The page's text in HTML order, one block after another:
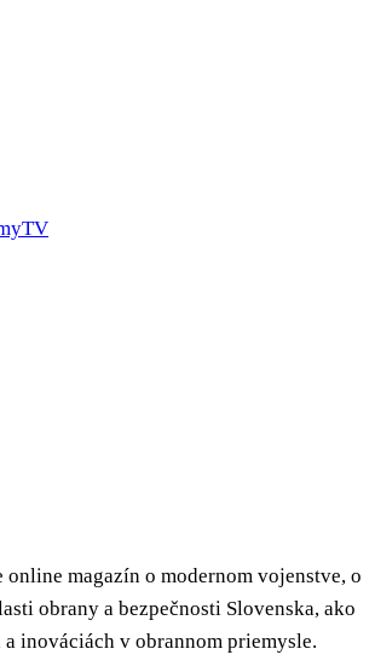
online magazín o modernom vojenstve, o
obrany a bezpečnosti Slovenska, ako
inováciách v obrannom priemysle.